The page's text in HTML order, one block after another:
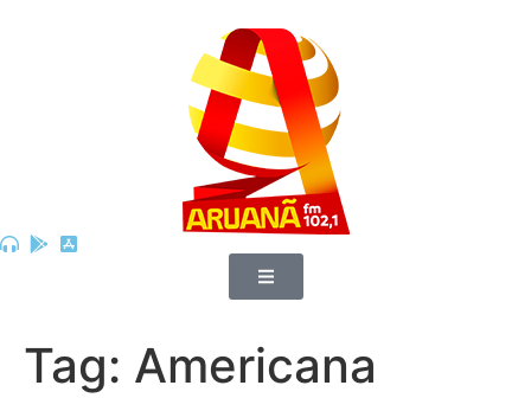
Tag: Americana